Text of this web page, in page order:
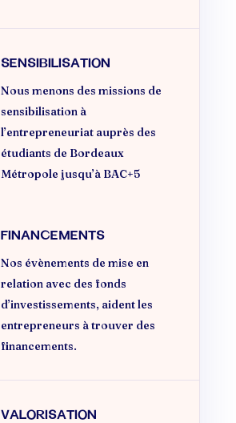
SENSIBILISATION
Nous menons des missions de
sensibilisation à
l’entrepreneuriat auprès des
étudiants de Bordeaux
Métropole jusqu’à BAC+5
FINANCEMENTS
Nos évènements de mise en
relation avec des fonds
d’investissements, aident les
entrepreneurs à trouver des
financements.
VALORISATION